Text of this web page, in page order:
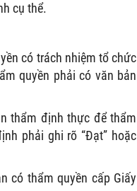
cụ thể.
có trách nhiệm tổ chức
quyền phải có văn bản
thẩm định thực để thẩm
phải ghi rõ “Đạt” hoặc
có thẩm quyền cấp Giấy